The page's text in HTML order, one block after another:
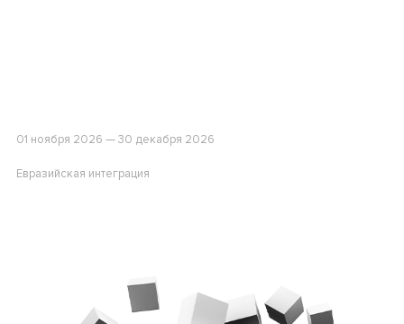
01 ноября 2026 — 30 декабря 2026
Евразийская интеграция